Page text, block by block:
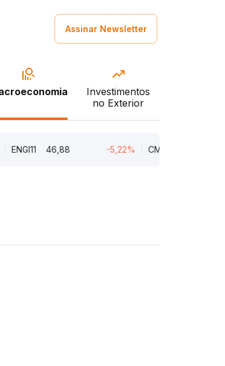
Assinar Newsletter
Investimentos
no Exterior
ENGI11 46,88 -5,22% CMIN3